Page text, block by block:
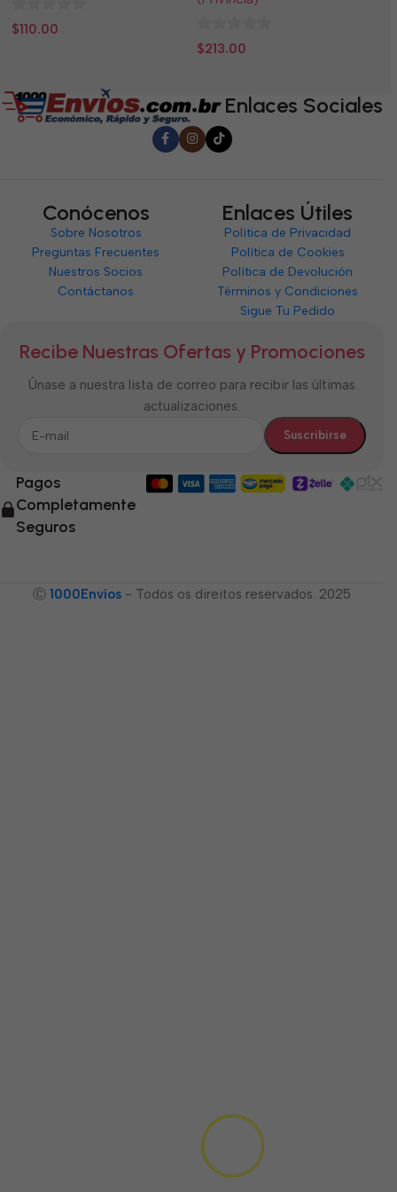
0
$110.00
0
$213.00
Enlaces Sociales
Conócenos
Sobre Nosotros
Preguntas Frecuentes
Nuestros Socios
Contáctanos
Enlaces Útiles
Política de Privacidad
Política de Cookies
Política de Devolución
Términos y Condiciones
Sigue Tu Pedido
Recibe Nuestras Ofertas y Promociones
Únase a nuestra lista de correo para recibir las últimas
actualizaciones.
Pagos
Completamente
Seguros
Ⓒ 1000Envíos - Todos os direitos reservados. 2025